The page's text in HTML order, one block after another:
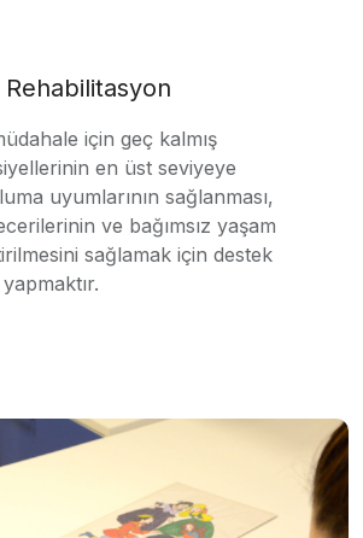
için geç kalmış
en üst seviyeye
uyumlarının sağlanması,
ve bağımsız yaşam
sağlamak için destek